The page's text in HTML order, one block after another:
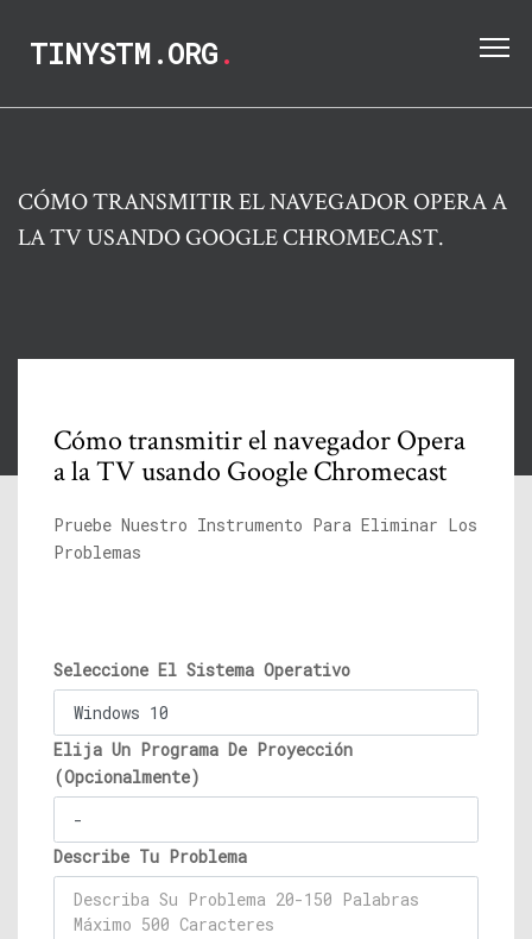
TINYSTM.ORG.
CÓMO TRANSMITIR EL NAVEGADOR OPERA A
LA TV USANDO GOOGLE CHROMECAST.
Cómo transmitir el navegador Opera
a la TV usando Google Chromecast
Pruebe Nuestro Instrumento Para Eliminar Los
Problemas
Seleccione El Sistema Operativo
Elija Un Programa De Proyección
(Opcionalmente)
Describe Tu Problema